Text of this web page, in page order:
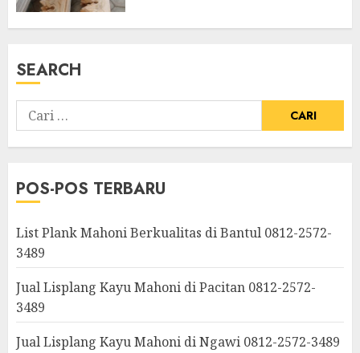
SEARCH
POS-POS TERBARU
List Plank Mahoni Berkualitas di Bantul 0812-2572-
3489
Jual Lisplang Kayu Mahoni di Pacitan 0812-2572-
3489
Jual Lisplang Kayu Mahoni di Ngawi 0812-2572-3489